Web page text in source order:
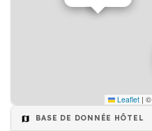
Leaflet | ©
BASE DE DONNÉE HÔTEL